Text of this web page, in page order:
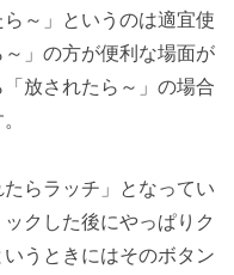
～」というのは適宜使
」の方が便利な場面が
放されたら～」の場合
らラッチ」となってい
クした後にやっぱりク
うときにはそのボタン